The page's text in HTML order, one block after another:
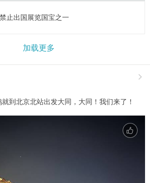
止出国展览国宝之一
加载更多

到北京北站出发大同，大同！我们来了！